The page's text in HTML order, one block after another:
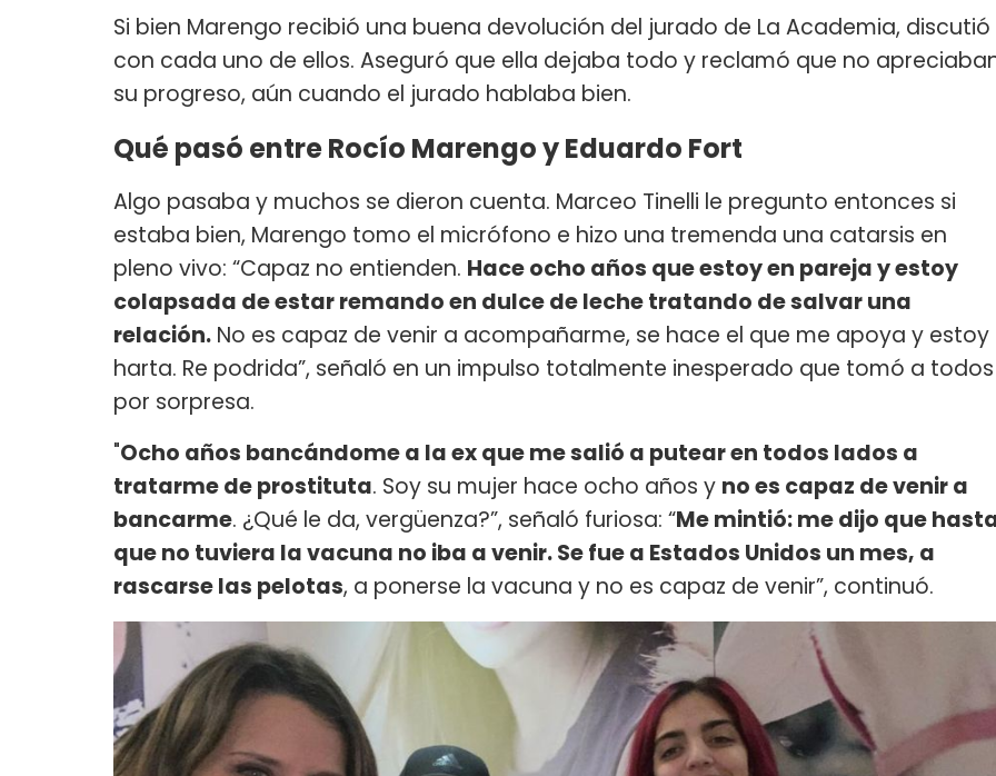
Si bien Marengo recibió una buena devolución del jurado de La Academia, discutió
con cada uno de ellos. Aseguró que ella dejaba todo y reclamó que no
su progreso, aún cuando el jurado hablaba bien.
Qué pasó entre Rocío Marengo y Eduardo Fort
Algo pasaba y muchos se dieron cuenta. Marceo Tinelli le pregunto entonces si
estaba bien, Marengo tomo el micrófono e hizo una tremenda una catarsis en
pleno vivo: “Capaz no entienden. Hace ocho años que estoy en pareja y estoy
colapsada de estar remando en dulce de leche tratando de salvar una
relación. No es capaz de venir a acompañarme, se hace el que me apoya y estoy
harta. Re podrida”, señaló en un impulso totalmente inesperado que tomó a todos
por sorpresa.
"Ocho años bancándome a la ex que me salió a putear en todos lados a
tratarme de prostituta. Soy su mujer hace ocho años y no es capaz de venir a
bancarme. ¿Qué le da, vergüenza?”, señaló furiosa: “Me mintió: me dijo que
que no tuviera la vacuna no iba a venir. Se fue a Estados Unidos un mes, a
rascarse las pelotas, a ponerse la vacuna y no es capaz de venir”, continuó.